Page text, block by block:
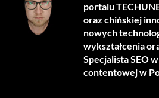
portalu
oraz chińskiej
nowych
wykształcenia
Specjalista SEO
contentowej w